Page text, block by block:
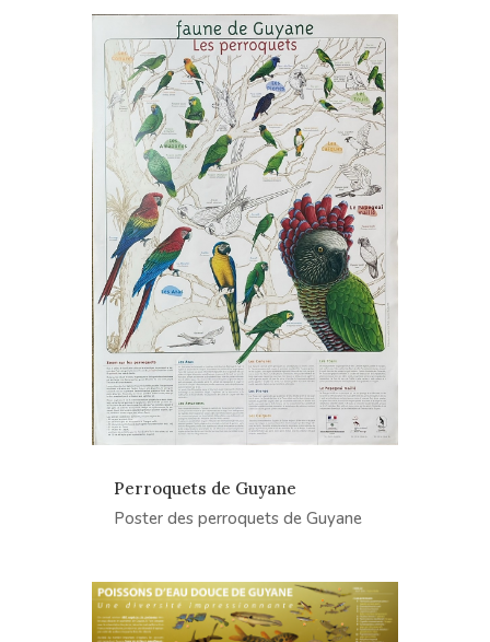
Perroquets de Guyane
Poster des perroquets de Guyane